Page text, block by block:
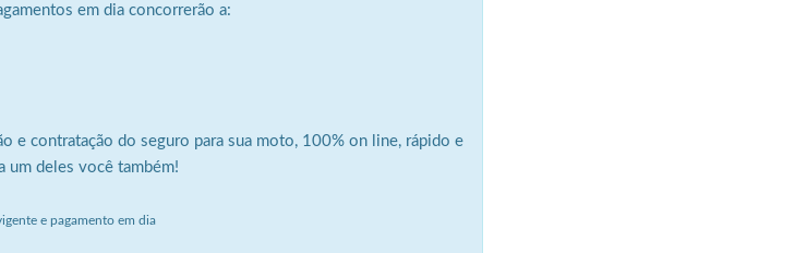
em dia concorrerão a:
e contratação do seguro para sua moto, 100% on line, rápido e
um deles você também!
e pagamento em dia